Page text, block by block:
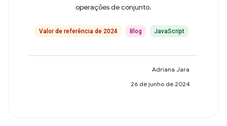
operações de conjunto.
Valor de referência de 2024 Blog JavaScript
Adriana Jara
26 de junho de 2024